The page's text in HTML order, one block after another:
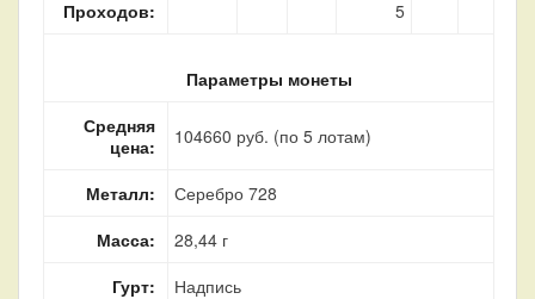
Проходов:
5
Параметры монеты
Средняя
цена:
104660 руб. (по 5 лотам)
Металл:
Серебро 728
Масса:
28,44 г
Гурт:
Надпись